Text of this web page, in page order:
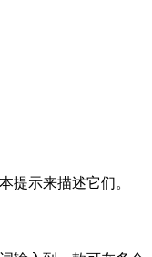
提示来描述它们。